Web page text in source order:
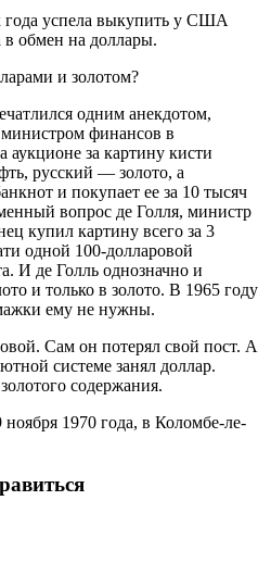
успела выкупить у США
в обмен на доллары.
и золотом?
одним анекдотом,
финансов в
аукционе за картину кисти
русский — золото, а
и покупает ее за 10 тысяч
вопрос де Голля, министр
купил картину всего за 3
одной 100-долларовой
И де Голль однозначно и
и только в золото. В 1965 году
ему не нужны.
Сам он потерял свой пост. А
системе занял доллар.
содержания.
1970 года, в Коломбе-ле-